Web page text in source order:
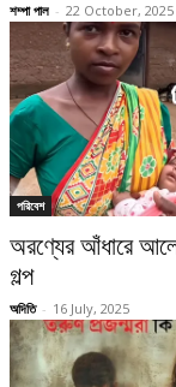
শম্পা পাল - 22 October, 2025
পরিবেশ
অরণ্যের আঁধারে
গল্প
অদিতি - 16 July, 2025